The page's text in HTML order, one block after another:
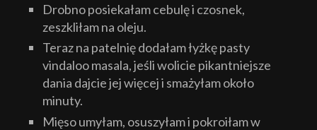
Drobno posiekałam cebulę i czosnek,
zeszkliłam na oleju.
Teraz na patelnię dodałam łyżkę pasty
vindaloo masala, jeśli wolicie pikantniejsze
dania dajcie jej więcej i smażyłam około
minuty.
Mięso umyłam, osuszyłam i pokroiłam w